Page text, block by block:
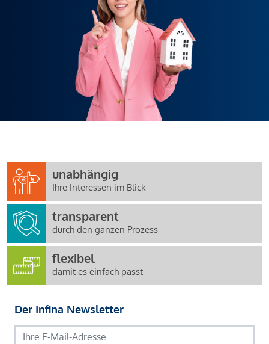
unabhängig
Ihre Interessen im Blick
transparent
durch den ganzen Prozess
flexibel
damit es einfach passt
Der Infina Newsletter